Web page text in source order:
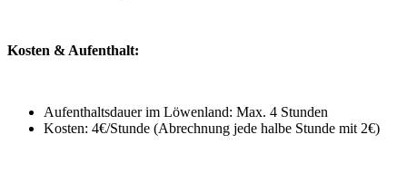
Kosten & Aufenthalt:
Aufenthaltsdauer im Löwenland: Max. 4 Stunden
Kosten: 4€/Stunde (Abrechnung jede halbe Stunde mit 2€)